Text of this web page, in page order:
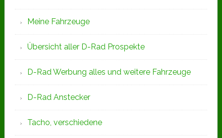
Meine Fahrzeuge
Übersicht aller D-Rad Prospekte
D-Rad Werbung alles und weitere Fahrzeuge
D-Rad Anstecker
Tacho, verschiedene